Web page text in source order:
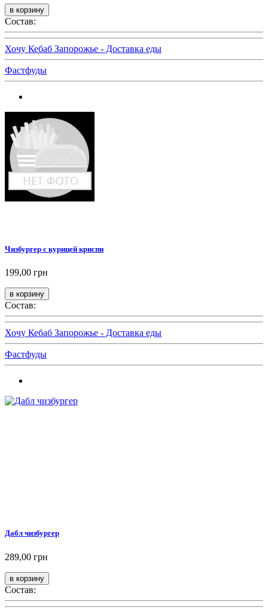
Состав:
Хочу Кебаб Запорожье - Доставка еды
Фастфуды
Чизбургер с курицей криспи
199,00 грн
Состав:
Хочу Кебаб Запорожье - Доставка еды
Фастфуды
Дабл чизбургер
289,00 грн
Состав: